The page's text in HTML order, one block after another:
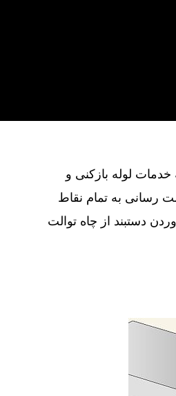
در ارائه خدمات لوله بازکنی و
رسانی به تمام نقاط
دستبند از چاه توالت